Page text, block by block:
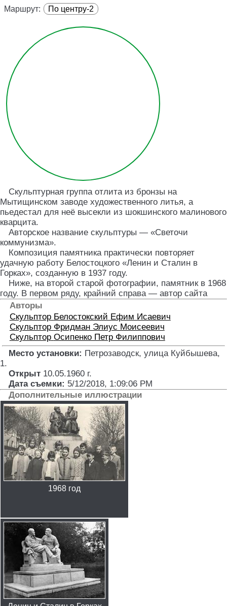
Маршрут: По центру-2
Скульптурная группа отлита из бронзы на
Мытищинском заводе художественного литья, а
пьедестал для неё высекли из шокшинского малинового
кварцита.
Авторское название скульптуры — «Светочи
коммунизма».
Композиция памятника практически повторяет
удачную работу Белостоцкого «Ленин и Сталин в
Горках», созданную в 1937 году.
Ниже, на второй старой фотографии, памятник в 1968
году. В первом ряду, крайний справа — автор сайта
Авторы
Скульптор Белостокский Ефим Исаевич
Скульптор Фридман Элиус Моисеевич
Скульптор Осипенко Петр Филиппович
Место установки: Петрозаводск, улица Куйбышева,
1.
Открыт 10.05.1960 г.
Дата съемки: 5/12/2018, 1:09:06 PM
Дополнительные иллюстрации
1968 год